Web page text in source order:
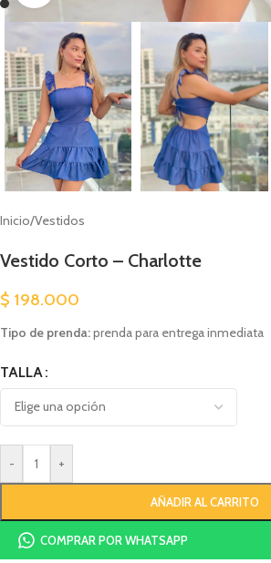
Inicio/Vestidos
Vestido Corto – Charlotte
$ 198.000
Tipo de prenda:prenda para entrega inmediata
TALLA
- +
AÑADIR AL CARRITO
COMPRAR POR WHATSAPP